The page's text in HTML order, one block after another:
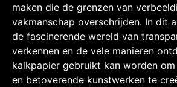
maken die de grenzen van
vakmanschap overschrijden. In dit
de fascinerende wereld van
verkennen en de vele manieren
kalkpapier gebruikt kan worden
en betoverende kunstwerken te